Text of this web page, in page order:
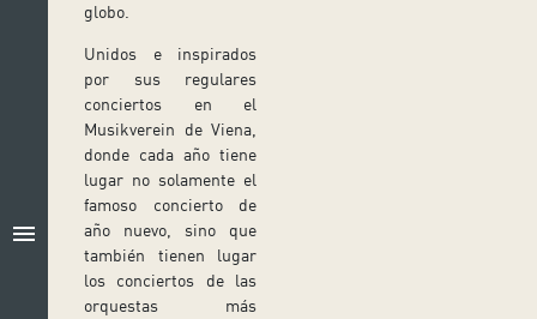
menu
globo.
Unidos e inspirados
por sus regulares
conciertos en el
Musikverein de Viena,
donde cada año tiene
lugar no solamente el
famoso concierto de
año nuevo, sino que
también tienen lugar
los conciertos de las
orquestas más